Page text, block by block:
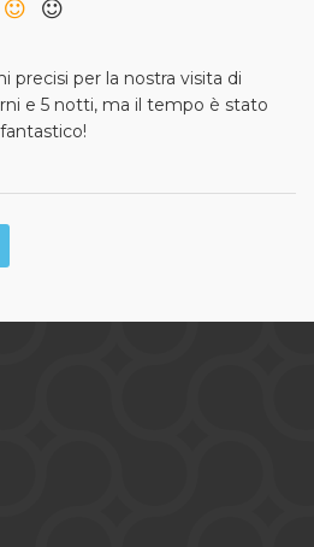
precisi per la nostra visita di
e 5 notti, ma il tempo è stato